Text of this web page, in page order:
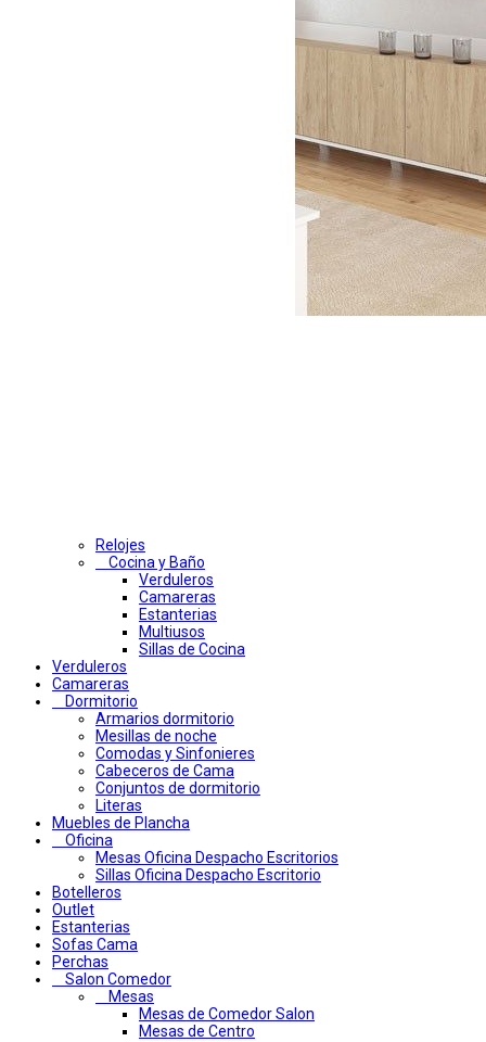
Relojes
Cocina y Baño
Verduleros
Camareras
Estanterias
Multiusos
Sillas de Cocina
Verduleros
Camareras
Dormitorio
Armarios dormitorio
Mesillas de noche
Comodas y Sinfonieres
Cabeceros de Cama
Conjuntos de dormitorio
Literas
Muebles de Plancha
Oficina
Mesas Oficina Despacho Escritorios
Sillas Oficina Despacho Escritorio
Botelleros
Outlet
Estanterias
Sofas Cama
Perchas
Salon Comedor
Mesas
Mesas de Comedor Salon
Mesas de Centro